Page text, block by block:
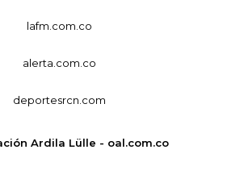
lafm.com.co
alerta.com.co
deportesrcn.com
Ardila Lülle - oal.com.co